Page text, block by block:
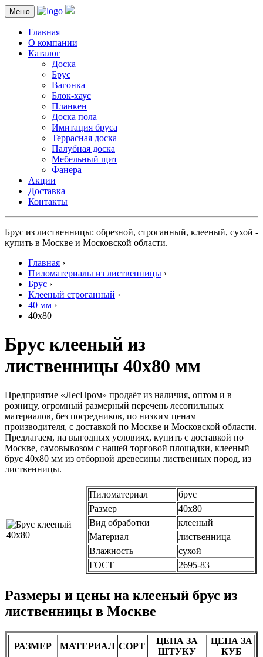
Меню
Главная
О компании
Каталог
Доска
Брус
Вагонка
Блок-хаус
Планкен
Доска пола
Имитация бруса
Террасная доска
Палубная доска
Мебельный щит
Фанера
Акции
Доставка
Контакты
Брус из лиственницы: обрезной, строганный, клееный, сухой -
купить в Москве и Московской области.
Главная ›
Пиломатериалы из лиственницы ›
Брус ›
Клееный строганный ›
40 мм ›
40х80
Брус клееный из
лиственницы 40х80 мм
Предприятие «ЛесПром» продаёт из наличия, оптом и в
розницу, огромный размерный перечень лесопильных
материалов, без посредников, по низким ценам
производителя, с доставкой по Москве и Московской области.
Предлагаем, на выгодных условиях, купить с доставкой по
Москве, самовывозом с нашей торговой площадки, клееный
брус 40х80 мм из отборной древесины лиственных пород, из
лиственницы.
Пиломатериал
брус
Размер
40х80
Вид обработки
клееный
Материал
лиственница
Влажность
сухой
ГОСТ
2695-83
Размеры и цены на клееный брус из
лиственницы в Москве
РАЗМЕР МАТЕРИАЛ СОРТ
ЦЕНА ЗА
ШТУКУ
ЦЕНА ЗА
КУБ